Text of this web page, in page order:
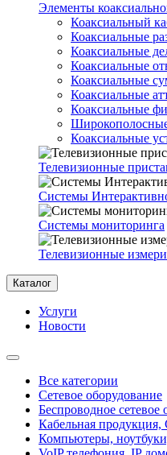
Элементы
Коаксиальный
Коаксиальные
Коаксиальные
Коаксиальные
Коаксиальные
Коаксиальные
Коаксиальные
Коаксиальные
Телевизионные
Системы
Системы мониторинга
Телевизионные
Каталог
Услуги
Новости
Все категории
Сетевое оборудование
Беспроводное сетевое
Кабельная
Компьютеры,